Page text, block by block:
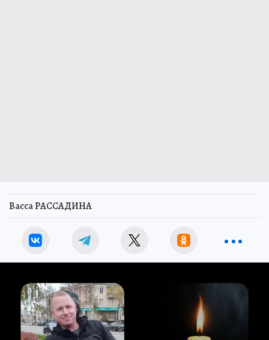
Васса РАССАДИНА